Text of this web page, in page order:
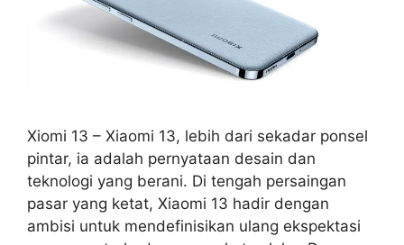
Xiomi 13 – Xiaomi 13, lebih dari sekadar ponsel
pintar, ia adalah pernyataan desain dan
teknologi yang berani. Di tengah persaingan
pasar yang ketat, Xiaomi 13 hadir dengan
ambisi untuk mendefinisikan ulang ekspektasi